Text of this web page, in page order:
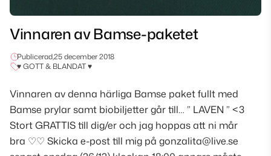
Vinnaren av Bamse-paketet
Publicerad,25 december 2018
♥ GOTT & BLANDAT ♥
Vinnaren av denna härliga Bamse paket fullt med
Bamse prylar samt biobiljetter går till… ” LAVEN ” <3
Stort GRATTIS till dig/er och jag hoppas att ni mår
bra ♡♡ Skicka e-post till mig på gonzalita@live.se